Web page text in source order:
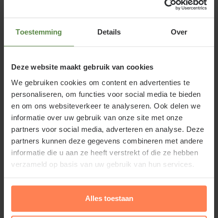
Toestemming Details Over
Deze website maakt gebruik van cookies
We gebruiken cookies om content en advertenties te
personaliseren, om functies voor social media te bieden
en om ons websiteverkeer te analyseren. Ook delen we
informatie over uw gebruik van onze site met onze
partners voor social media, adverteren en analyse. Deze
partners kunnen deze gegevens combineren met andere
informatie die u aan ze heeft verstrekt of die ze hebben
verzameld op basis van uw gebruik van hun services.
Alles toestaan
Centranthus ruber 'Coccineus' (Spoorbloem) is een
mooie roze/rood bloeiende borderplant met
decoratieve bloemen. De bloei van deze Spoorbloem
start in de vroege zomer. Het is een kweekvorm van
bijen, vlinders en hommels aan en is rijk aan nectar.
Soms ontstaat dan een wit bloeiende variant. De
plant wordt ook spoorbloem genoemd. Dit verwijst
naar het feit dat de plant zich goed thuis voelt langs
het spoor tussen het grind waar de bielzen in liggen.
Standplaats Centranthus ruber